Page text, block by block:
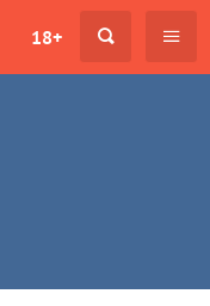
18+